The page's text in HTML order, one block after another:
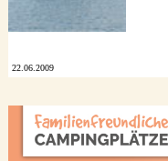
22.06.2009